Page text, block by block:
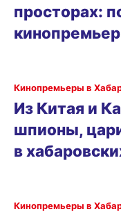
просторах:
Кинопремьеры в
Из Китая и
шпионы,
в
Кинопремьеры в